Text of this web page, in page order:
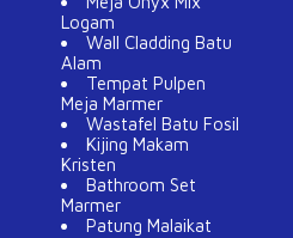
Logam
Wall Cladding Batu
Alam
Tempat Pulpen
Meja Marmer
Wastafel Batu Fosil
Kijing Makam
Kristen
Bathroom Set
Marmer
Patung Malaikat